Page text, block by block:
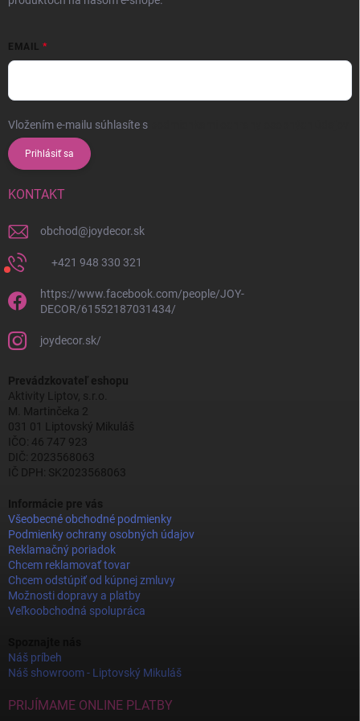
EMAIL
Vložením e-mailu súhlasíte s
Prihlásiť sa
KONTAKT
obchod@joydecor.sk
+421 948 330 321
https://www.facebook.com/people/JOY-
DECOR/61552187031434/
joydecor.sk/
Prevádzkovateľ eshopu
Aktivity Liptov, s.r.o.
M. Martinčeka 2
031 01 Liptovský Mikuláš
IČO: 46 747 923
DIČ: 2023568063
IČ DPH: SK2023568063
Informácie pre vás
Všeobecné obchodné podmienky
Podmienky ochrany osobných údajov
Reklamačný poriadok
Chcem reklamovať tovar
Chcem odstúpiť od kúpnej zmluvy
Možnosti dopravy a platby
Veľkoobchodná spolupráca
Náš príbeh
Náš showroom - Liptovský Mikuláš
PRIJÍMAME ONLINE PLATBY